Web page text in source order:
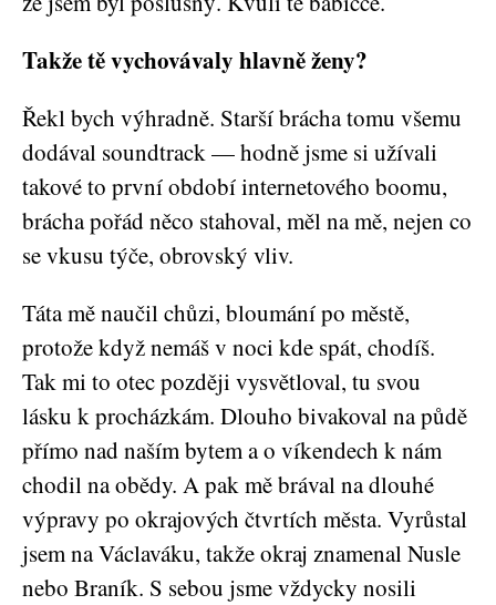
Takže tě vychovávaly hlavně ženy?
Řekl bych výhradně. Starší brácha tomu všemu
dodával soundtrack — hodně jsme si užívali
takové to první období internetového boomu,
brácha pořád něco stahoval, měl na mě, nejen co
se vkusu týče, obrovský vliv.
Táta mě naučil chůzi, bloumání po městě,
protože když nemáš v noci kde spát, chodíš.
Tak mi to otec později vysvětloval, tu svou
lásku k procházkám. Dlouho bivakoval na půdě
přímo nad naším bytem a o víkendech k nám
chodil na obědy. A pak mě brával na dlouhé
výpravy po okrajových čtvrtích města. Vyrůstal
jsem na Václaváku, takže okraj znamenal Nusle
nebo Braník. S sebou jsme vždycky nosili